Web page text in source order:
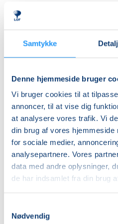
Samtykke
Denne hjemmeside bruger
Vi bruger cookies til at
annoncer, til at vise dig
at analysere vores trafik. Vi
din brug af vores hjemmeside
for sociale medier,
analysepartnere. Vores
data med andre oplysninger,
de har indsamlet fra din brug
Nødvendig
som inviterer til leg,
Aktiviteterne tilpasses
så alle kan være med –
genkendelse. De velkendte
føle sig hjemme, deltage
tempo.
Undervejs får I inspiration
bevægelseslege, som kan
hyggelige stunder i
Det hele foregår i en
fyldt med glæde, nærvær
forældre og børn. Kom og
dig sammen med dit barn
Ledig-KBH
Ledig-FRB
DKK 932,00
DKK 912,00
Studerende-FRB
DKK 932,00
Unge (18-25 år)-KBH
DKK 912,00
Info
904261